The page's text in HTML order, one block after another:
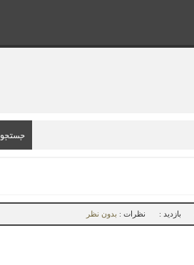
جستجو
بازدید : نظرات : بدون نظر